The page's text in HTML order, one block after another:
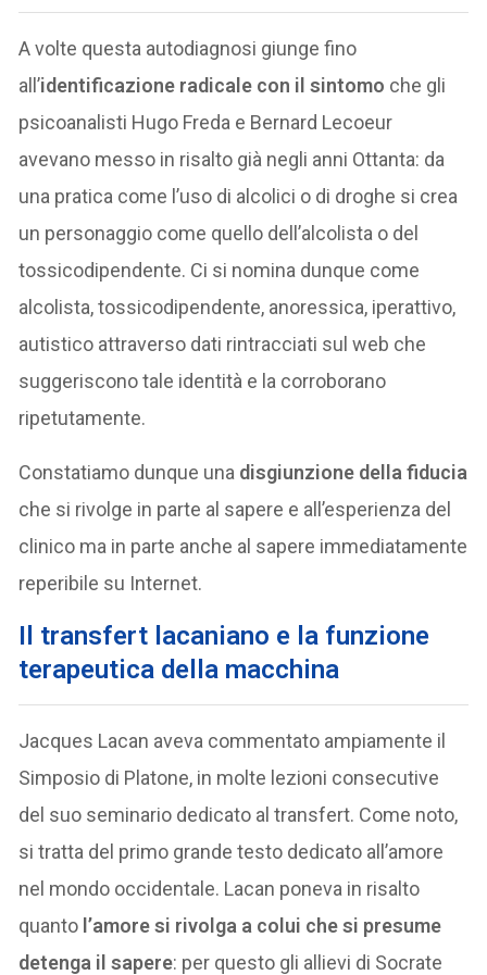
A volte questa autodiagnosi giunge fino
all’identificazione radicale con il sintomo che gli
psicoanalisti Hugo Freda e Bernard Lecoeur
avevano messo in risalto già negli anni Ottanta: da
una pratica come l’uso di alcolici o di droghe si crea
un personaggio come quello dell’alcolista o del
tossicodipendente. Ci si nomina dunque come
alcolista, tossicodipendente, anoressica, iperattivo,
autistico attraverso dati rintracciati sul web che
suggeriscono tale identità e la corroborano
ripetutamente.
Constatiamo dunque una disgiunzione della fiducia
che si rivolge in parte al sapere e all’esperienza del
clinico ma in parte anche al sapere immediatamente
reperibile su Internet.
Il transfert lacaniano e la funzione
terapeutica della macchina
Jacques Lacan aveva commentato ampiamente il
Simposio di Platone, in molte lezioni consecutive
del suo seminario dedicato al transfert. Come noto,
si tratta del primo grande testo dedicato all’amore
nel mondo occidentale. Lacan poneva in risalto
quanto l’amore si rivolga a colui che si presume
detenga il sapere: per questo gli allievi di Socrate